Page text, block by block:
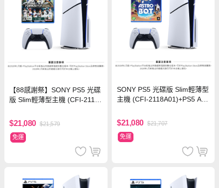
【88感謝祭】SONY PS5 光碟
版 Slim輕薄型主機 (CFI-2118
文版
$21,080 $21,579
免運
SONY PS5 光碟版 Slim輕薄型
主機 (CFI-2118A01)+PS5 Astr
$21,080 $21,707
免運